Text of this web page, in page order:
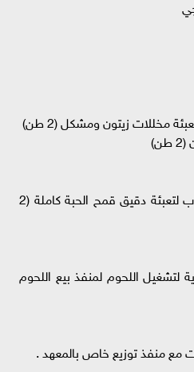
مخللات زيتون ومشكل (2 طن)
- تم عمل عقد لشركة المجدوب لتعبئة دقيق قمح الحبة كاملة (2
اللحوم لمنفذ بيع اللحوم
مع منفذ توزيع خاص بالمعهد .